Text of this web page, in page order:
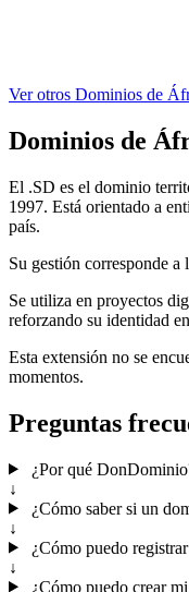
Ver otros Dominios de
Dominios de
El .SD es el dominio
1997. Está orientado a
país.
Su gestión corresponde a
Se utiliza en proyectos
reforzando su identidad
Esta extensión no se
momentos.
Preguntas
¿Por qué
↓
¿Cómo saber si un
↓
¿Cómo puedo
↓
¿Cómo puedo crear